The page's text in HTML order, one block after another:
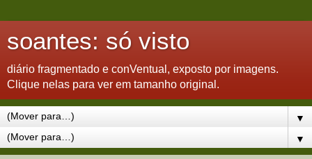
soantes: só visto
diário fragmentado e conVentual, exposto por imagens.
Clique nelas para ver em tamanho original.
▼
▼